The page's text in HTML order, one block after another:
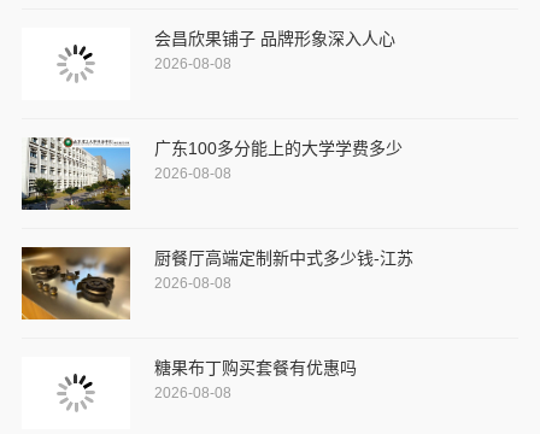
会昌欣果铺子 品牌形象深入人心
2026-08-08
广东100多分能上的大学学费多少
2026-08-08
厨餐厅高端定制新中式多少钱-江苏
2026-08-08
糖果布丁购买套餐有优惠吗
2026-08-08